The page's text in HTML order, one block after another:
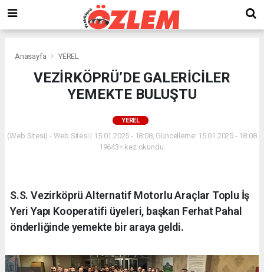
Anasayfa YEREL
VEZİRKÖPRÜ’DE GALERİCİLER
YEMEKTE BULUŞTU
YEREL
(Web Sitesi) - Web Sitesi | 15.01.2025 - 18:08, Güncelleme: 15.01.2025 - 18:08
19643+ kez okundu.
S.S. Vezirköprü Alternatif Motorlu Araçlar Toplu İş
Yeri Yapı Kooperatifi üyeleri, başkan Ferhat Pahal
önderliğinde yemekte bir araya geldi.